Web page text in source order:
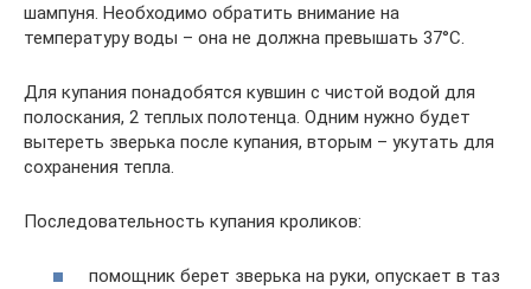
шампуня. Необходимо обратить внимание на
температуру воды – она не должна превышать 37°С.
Для купания понадобятся кувшин с чистой водой для
полоскания, 2 теплых полотенца. Одним нужно будет
вытереть зверька после купания, вторым – укутать для
сохранения тепла.
Последовательность купания кроликов:
помощник берет зверька на руки, опускает в таз